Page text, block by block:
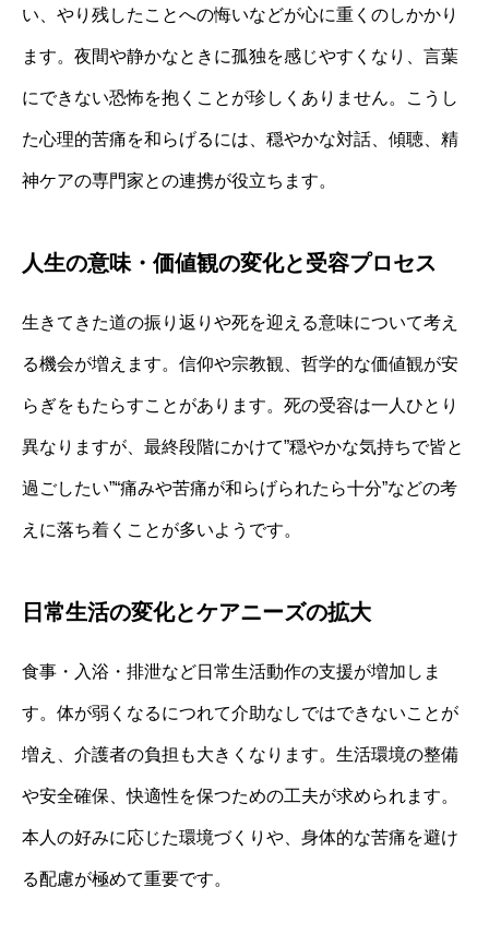
い、やり残したことへの悔いなどが心に重くのしかかり
ます。夜間や静かなときに孤独を感じやすくなり、言葉
にできない恐怖を抱くことが珍しくありません。こうし
た心理的苦痛を和らげるには、穏やかな対話、傾聴、精
神ケアの専門家との連携が役立ちます。
人生の意味・価値観の変化と受容プロセス
生きてきた道の振り返りや死を迎える意味について考え
る機会が増えます。信仰や宗教観、哲学的な価値観が安
らぎをもたらすことがあります。死の受容は一人ひとり
異なりますが、最終段階にかけて”穏やかな気持ちで皆と
過ごしたい”“痛みや苦痛が和らげられたら十分”などの考
えに落ち着くことが多いようです。
日常生活の変化とケアニーズの拡大
食事・入浴・排泄など日常生活動作の支援が増加しま
す。体が弱くなるにつれて介助なしではできないことが
増え、介護者の負担も大きくなります。生活環境の整備
や安全確保、快適性を保つための工夫が求められます。
本人の好みに応じた環境づくりや、身体的な苦痛を避け
る配慮が極めて重要です。